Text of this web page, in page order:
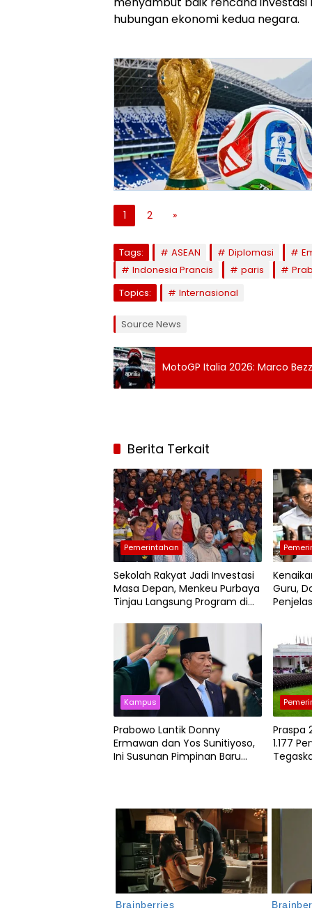
hubungan ekonomi kedua negara.
1 2 »
Tags: ASEAN Diplomasi
Indonesia Prancis
paris
Topics:
Internasional
Source News
MotoGP Italia 2026: Marco
Berita Terkait
Pemerintahan
Sekolah Rakyat Jadi Investasi
Masa Depan, Menkeu Purbaya
Tinjau Langsung Program di
Guru,
Kampus
Prabowo Lantik Donny
Ermawan dan Yos Sunitiyoso,
Ini Susunan Pimpinan Baru
Praspa
1.177